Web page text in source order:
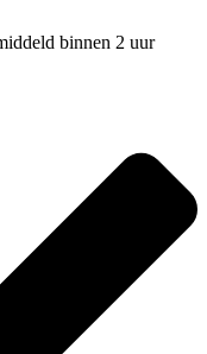
binnen 2 uur